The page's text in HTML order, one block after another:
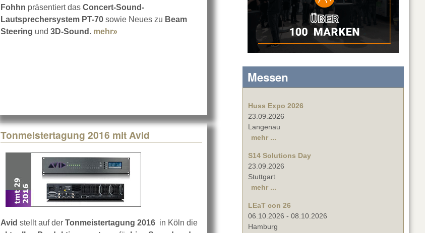
Fohhn präsentiert das Concert-Sound-
Lautsprechersystem PT-70 sowie Neues zu Beam
Steering und 3D-Sound . mehr»
Tonmeistertagung 2016 mit Avid
Avid stellt auf der Tonmeistertagung 2016 in Köln die
Messen
Huss Expo 2026
23.09.2026
Langenau
mehr ...
S14 Solutions Day
23.09.2026
Stuttgart
mehr ...
LEaT con 26
06.10.2026 - 08.10.2026
Hamburg